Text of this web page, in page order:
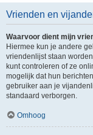
Vrienden en
Waarvoor dient mijn
Hiermee kun je andere
vriendenlijst staan
kunt controleren of ze
mogelijk dat hun
gebruiker aan je
standaard verborgen.
Omhoog